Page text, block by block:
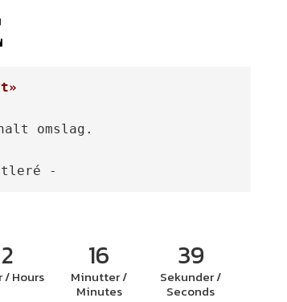
omslag.
-
2
/ Hours
16
Minutter /
Minutes
38
Sekunder /
Seconds